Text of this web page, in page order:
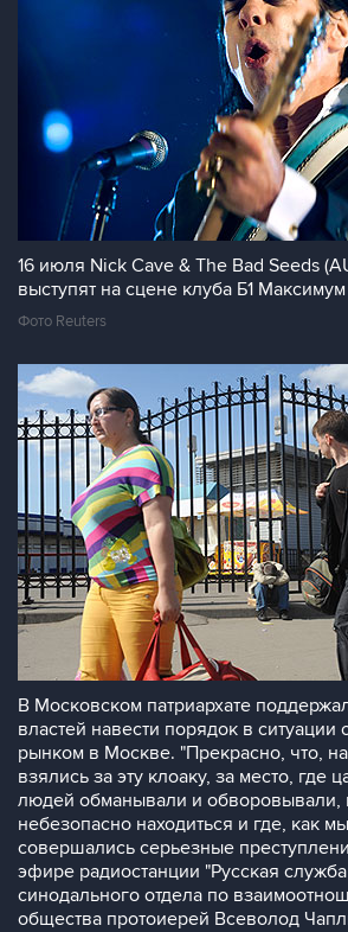
16 июля Nick Cave & The Bad Seeds
выступят на сцене клуба Б1 Максимум
Фото Reuters
В Московском патриархате
властей навести порядок в ситуации
рынком в Москве. "Прекрасно, что,
взялись за эту клоаку, за место, где
людей обманывали и обворовывали,
небезопасно находиться и где, как
совершались серьезные
эфире радиостанции "Русская
синодального отдела по
общества протоиерей Всеволод